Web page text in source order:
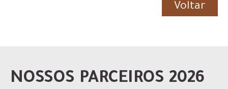
Voltar
NOSSOS PARCEIROS 2026